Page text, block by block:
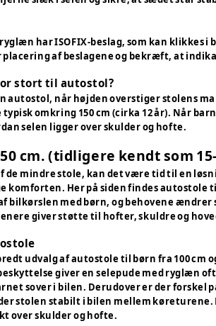
har ISOFIX-beslag, som kan
af beslagene og bekræft, at
stort til autostol?
autostol, når højden overstiger stolens
omkring 150 cm (cirka 12 år). Når
selen ligger over skulder og hofte.
cm. (tidligere kendt som
de mindre stole, kan det være tid til en
komforten. Her på siden findes autostole
bilkørslen med børn, og behovene
giver støtte til hofter, skuldre og
udvalg af autostole til børn fra 100 cm
giver en selepude med ryglæn
sover i bilen. Derudover er der forskel
stolen stabilt i bilen mellem
over skulder og hofte.